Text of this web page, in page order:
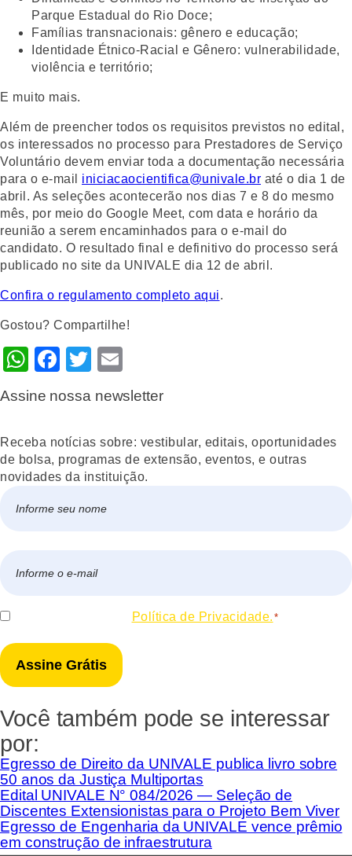
Parque Estadual do Rio Doce;
Famílias transnacionais: gênero e educação;
Identidade Étnico-Racial e Gênero: vulnerabilidade,
violência e território;
E muito mais.
Além de preencher todos os requisitos previstos no edital,
os interessados no processo para Prestadores de Serviço
Voluntário devem enviar toda a documentação necessária
para o e-mail iniciacaocientifica@univale.br até o dia 1 de
abril. As seleções acontecerão nos dias 7 e 8 do mesmo
mês, por meio do Google Meet, com data e horário da
reunião a serem encaminhados para o e-mail do
candidato. O resultado final e definitivo do processo será
publicado no site da UNIVALE dia 12 de abril.
Confira o regulamento completo aqui.
Gostou? Compartilhe!
WhatsApp
Facebook
Twitter
Assine nossa newsletter
Receba notícias sobre: vestibular, editais, oportunidades
de bolsa, programas de extensão, eventos, e outras
novidades da instituição.
mail
Consentir Política de Privacidade. *
Você também pode se interessar
por:
Egresso de Direito da UNIVALE publica livro sobre
50 anos da Justiça Multiportas
Edital UNIVALE N° 084/2026 — Seleção de
Discentes Extensionistas para o Projeto Bem Viver
Egresso de Engenharia da UNIVALE vence prêmio
em construção de infraestrutura